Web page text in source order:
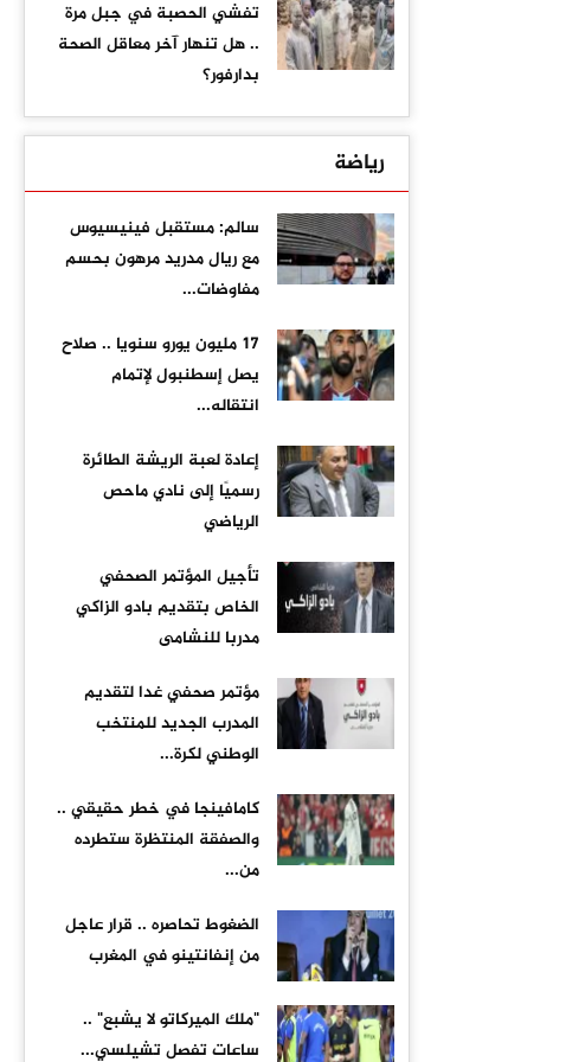
تفشي الحصبة في جبل مرة
.. هل تنهار آخر معاقل الصحة
بدارفور؟
رياضة
سالم: مستقبل فينيسيوس
مع ريال مدريد مرهون بحسم
مفاوضات...
17 مليون يورو سنويا .. صلاح
يصل إسطنبول لإتمام
انتقاله...
إعادة لعبة الريشة الطائرة
رسميًا إلى نادي ماحص
الرياضي
تأجيل المؤتمر الصحفي
الخاص بتقديم بادو الزاكي
مدربا للنشامى
مؤتمر صحفي غدا لتقديم
المدرب الجديد للمنتخب
الوطني لكرة...
كامافينجا في خطر حقيقي ..
والصفقة المنتظرة ستطرده
من...
الضغوط تحاصره .. قرار عاجل
من إنفانتينو في المغرب
"ملك الميركاتو لا يشبع" ..
ساعات تفصل تشيلسي...